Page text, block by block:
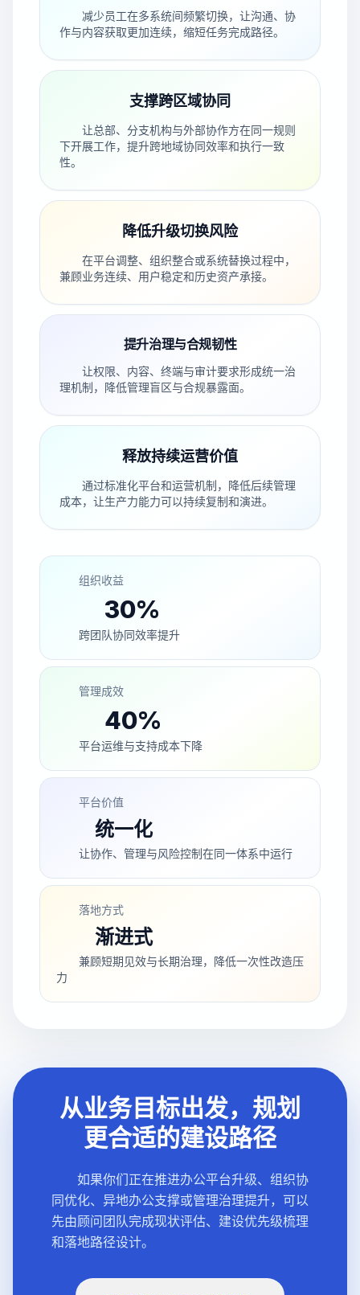
减少员工在多系统间频繁切换，让沟通、协
作与内容获取更加连续，缩短任务完成路径。
支撑跨区域协同
让总部、分支机构与外部协作方在同一规则
下开展工作，提升跨地域协同效率和执行一致
性。
降低升级切换风险
在平台调整、组织整合或系统替换过程中，
兼顾业务连续、用户稳定和历史资产承接。
提升治理与合规韧性
让权限、内容、终端与审计要求形成统一治
理机制，降低管理盲区与合规暴露面。
释放持续运营价值
通过标准化平台和运营机制，降低后续管理
成本，让生产力能力可以持续复制和演进。
组织收益
30%
跨团队协同效率提升
管理成效
40%
平台运维与支持成本下降
平台价值
统一化
让协作、管理与风险控制在同一体系中运行
落地方式
渐进式
兼顾短期见效与长期治理，降低一次性改造压
力
从业务目标出发，规划
更合适的建设路径
如果你们正在推进办公平台升级、组织协
同优化、异地办公支撑或管理治理提升，可以
先由顾问团队完成现状评估、建设优先级梳理
和落地路径设计。